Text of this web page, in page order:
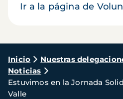
Ir a la página de
Ruta
de
navegación
Inicio Nuestras
Noticias
Estuvimos en la Jornada
Valle